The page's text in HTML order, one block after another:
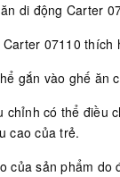
di động Carter
07110
gắn vào ghế ăn
chỉnh có thể điều
cao của trẻ.
của sản phẩm